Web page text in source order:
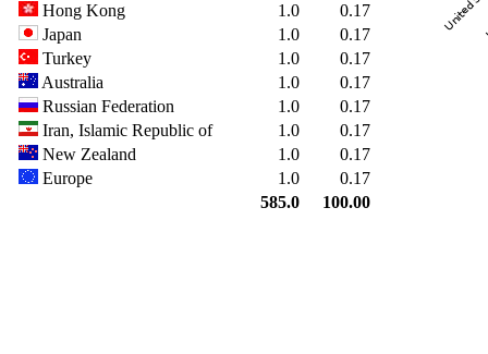
Hong Kong
1.0
0.17
Japan
1.0
0.17
Turkey
1.0
0.17
Australia
1.0
0.17
Russian Federation
1.0
0.17
Iran, Islamic Republic of
1.0
0.17
New Zealand
1.0
0.17
Europe
1.0
0.17
585.0
100.00